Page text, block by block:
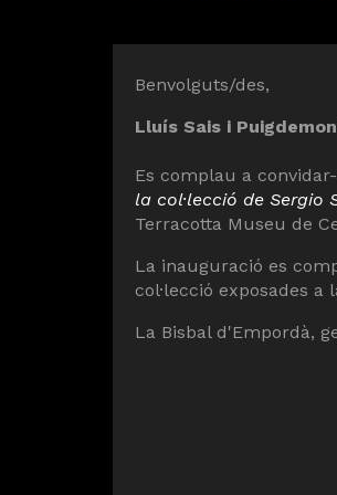
Benvolguts/des,
Lluís Sais i
Es complau a
la col·lecció de Sergio
Terracotta Museu de
La inauguració es
col·lecció exposades
La Bisbal d'Empordà,